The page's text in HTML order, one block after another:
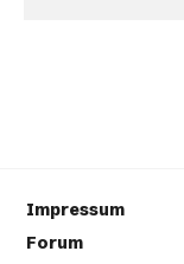
Impressum
Forum